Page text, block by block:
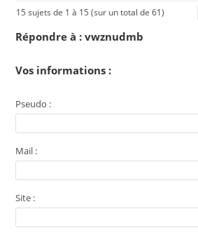
15 sujets de 1 à 15 (sur un total de 61)
Répondre à : vwznudmb
Vos informations :
Pseudo :
Mail :
Site :